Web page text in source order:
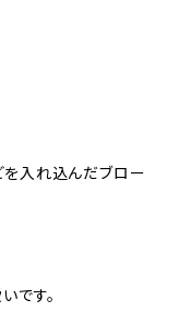
入れ込んだブロー
です。